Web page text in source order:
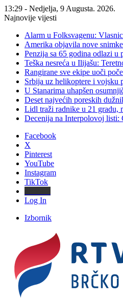
13:29 - Nedjelja, 9 Augusta. 2026.
Najnovije vijesti
Alarm u Folksvagenu:
Amerika objavila nove
Penzija sa 65 godina odlazi u
Teška nesreća u Ilijašu:
Rangirane sve ekipe uoči
Srbija uz helikoptere i vojsku
U Stanarima uhapšen
Deset najvećih poreskih
Lidl traži radnike u 21 gradu,
Decenija na Interpolovoj listi:
Facebook
X
Pinterest
YouTube
Instagram
TikTok
Log In
Izbornik